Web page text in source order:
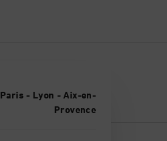
Paris - Lyon - Aix-en-
Provence